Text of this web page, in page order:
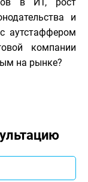
и
аутстаффером
компании
на рынке?